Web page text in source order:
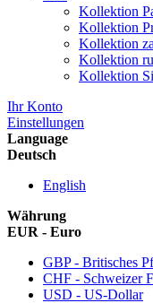
Kollektion
Kollektion
Kollektion
Kollektion
Kollektion
Ihr Konto
Einstellungen
Language
Deutsch
English
Währung
EUR - Euro
GBP - Britisches
CHF - Schweizer
USD - US-Dollar